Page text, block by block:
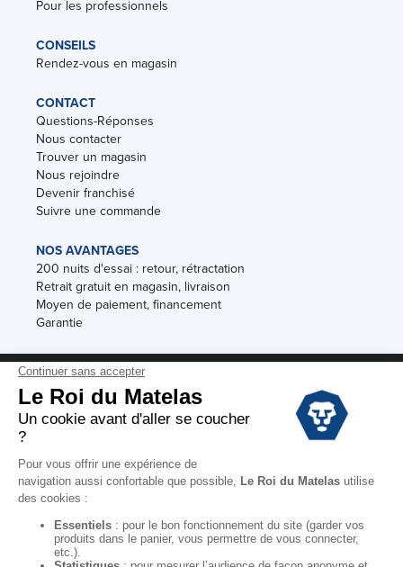
Pour les professionnels
CONSEILS
Rendez-vous en magasin
CONTACT
Questions-Réponses
Nous contacter
Trouver un magasin
Nous rejoindre
Devenir franchisé
Suivre une commande
NOS AVANTAGES
200 nuits d'essai : retour, rétractation
Retrait gratuit en magasin, livraison
Moyen de paiement, financement
Garantie
Conditions des offres
Black Friday
Destockage
Conditions Générales de vente magasin
Mentions Légales
Données personnelles